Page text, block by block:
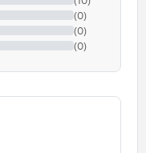
(0)
(0)
(0)